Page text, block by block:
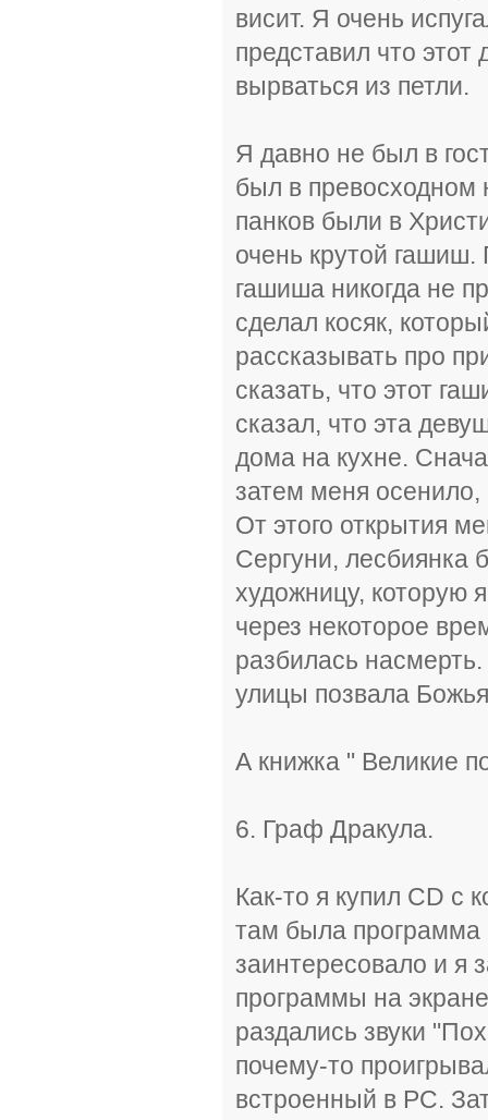
висит. Я очень
представил что
вырваться из петли.
Я давно не был в
был в превосходном
панков были в
очень крутой
гашиша никогда не
сделал косяк,
рассказывать про
сказать, что этот
сказал, что эта
дома на кухне.
затем меня осенило,
От этого открытия
Сергуни, лесбиянка
художницу, которую
через некоторое
разбилась
улицы позвала
А книжка " Великие
6. Граф Дракула.
Как-то я купил CD с
там была программа
заинтересовало и я
программы на
раздались звуки
почему-то
встроенный в PC.